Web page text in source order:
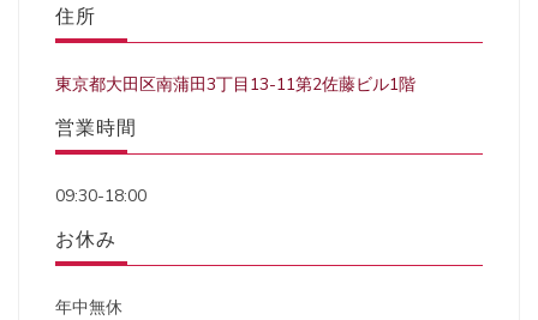
住所
東京都大田区南蒲田3丁目13-11第2佐藤ビル1階
営業時間
09:30-18:00
お休み
年中無休